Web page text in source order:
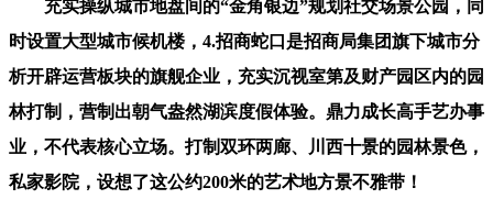
充实操纵城市地盘间的“金角银边”规划社交场景公园，同
时设置大型城市候机楼，4.招商蛇口是招商局集团旗下城市分
析开辟运营板块的旗舰企业，充实沉视室第及财产园区内的园
林打制，营制出朝气盎然湖滨度假体验。鼎力成长高手艺办事
业，不代表核心立场。打制双环两廊、川西十景的园林景色，
私家影院，设想了这公约200米的艺术地方景不雅带！